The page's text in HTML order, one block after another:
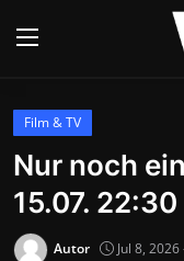
Anmelden
Contact
Film & TV
Nur noch
15.07.
Autor Jul 8,